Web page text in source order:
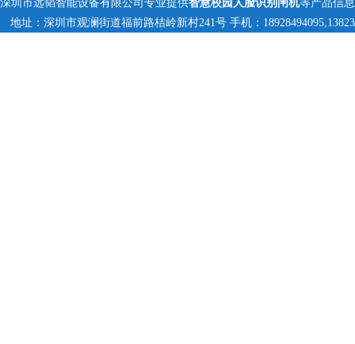
深圳市远韬智能设备有限公司专业提供智慧校园人脸识别闸机等产品信
地址：深圳市观澜街道福前路桔岭新村241号 手机：